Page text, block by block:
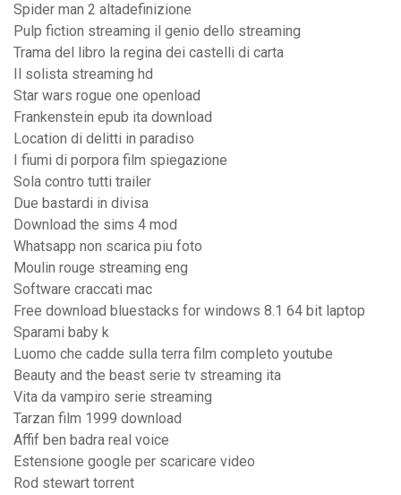
Spider man 2 altadefinizione
Pulp fiction streaming il genio dello streaming
Trama del libro la regina dei castelli di carta
Il solista streaming hd
Star wars rogue one openload
Frankenstein epub ita download
Location di delitti in paradiso
I fiumi di porpora film spiegazione
Sola contro tutti trailer
Due bastardi in divisa
Download the sims 4 mod
Whatsapp non scarica piu foto
Moulin rouge streaming eng
Software craccati mac
Free download bluestacks for windows 8.1 64 bit laptop
Sparami baby k
Luomo che cadde sulla terra film completo youtube
Beauty and the beast serie tv streaming ita
Vita da vampiro serie streaming
Tarzan film 1999 download
Affif ben badra real voice
Estensione google per scaricare video
Rod stewart torrent